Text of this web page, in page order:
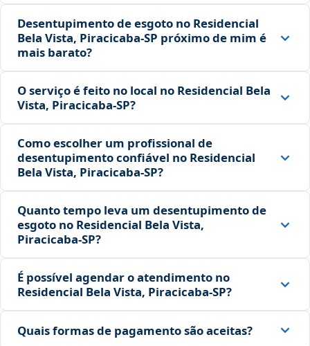
Desentupimento de esgoto no Residencial
Bela Vista, Piracicaba‑SP próximo de mim é
mais barato?
O serviço é feito no local no Residencial Bela
Vista, Piracicaba‑SP?
Como escolher um profissional de
desentupimento confiável no Residencial
Bela Vista, Piracicaba‑SP?
Quanto tempo leva um desentupimento de
esgoto no Residencial Bela Vista,
Piracicaba‑SP?
É possível agendar o atendimento no
Residencial Bela Vista, Piracicaba‑SP?
Quais formas de pagamento são aceitas?